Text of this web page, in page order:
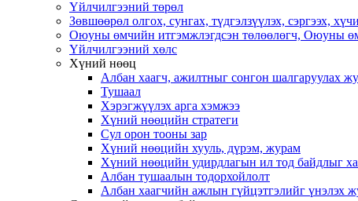
Үйлчилгээний төрөл
Зөвшөөрөл олгох, сунгах, түдгэлзүүлэх, сэргээх,
Оюуны өмчийн итгэмжлэгдсэн төлөөлөгч, Оюуны
Үйлчилгээний хөлс
Хүний нөөц
Албан хаагч, ажилтныг сонгон шалгаруулах
Тушаал
Хэрэгжүүлэх арга хэмжээ
Хүний нөөцийн стратеги
Сул орон тооны зар
Хүний нөөцийн хууль, дүрэм, журам
Хүний нөөцийн удирдлагын ил тод байдлыг
Албан тушаалын тодорхойлолт
Албан хаагчийн ажлын гүйцэтгэлийг үнэлэх